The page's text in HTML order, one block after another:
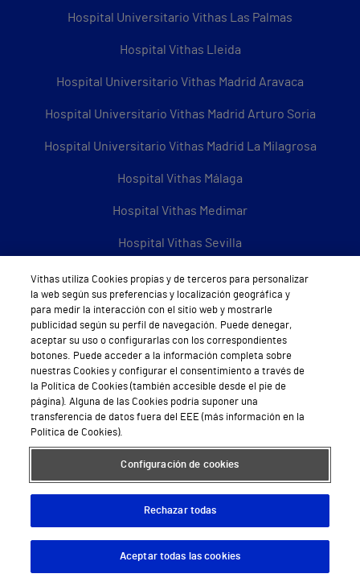
Hospital Universitario Vithas Las Palmas
Hospital Vithas Lleida
Hospital Universitario Vithas Madrid Aravaca
Hospital Universitario Vithas Madrid Arturo Soria
Hospital Universitario Vithas Madrid La Milagrosa
Hospital Vithas Málaga
Hospital Vithas Medimar
Hospital Vithas Sevilla
Hospital Vithas Tenerife
Hospital Vithas Valencia 9 de Octubre
Hospital Vithas Valencia Consuelo
Hospital Vithas Vigo
Hospital Vithas Valencia Turia
Hospital Vithas Vitoria
Hospital Vithas Xanit Internacional (Benalmádena)
Sobre Vithas
Descargar App
Vithas utiliza Cookies propias y de terceros para personalizar
la web según sus preferencias y localización geográfica y
para medir la interacción con el sitio web y mostrarle
publicidad según su perfil de navegación. Puede denegar,
aceptar su uso o configurarlas con los correspondientes
botones. Puede acceder a la información completa sobre
nuestras Cookies y configurar el consentimiento a través de
la Política de Cookies (también accesible desde el pie de
página). Alguna de las Cookies podría suponer una
transferencia de datos fuera del EEE (más información en la
Política de Cookies).
Configuración de cookies
Rechazar todas
Aceptar todas las cookies